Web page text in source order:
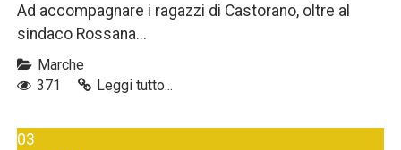
Ad accompagnare i ragazzi di Castorano, oltre al
sindaco Rossana...
Marche
371
Leggi tutto...
03